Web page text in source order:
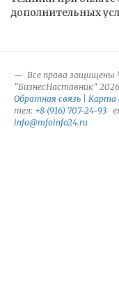
дополнительных
Все права
"БизнесНаставник" 2026
Обратная связь
Карта
тел: +8 (916) 707-24-93
info@mfoinfo24.ru